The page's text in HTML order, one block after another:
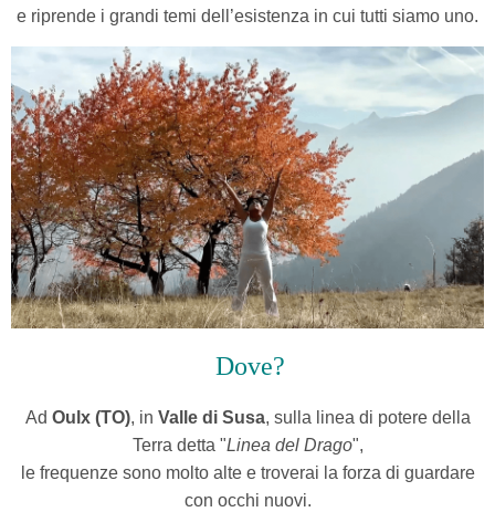
e riprende i grandi temi dell’esistenza in cui tutti siamo uno.
Dove?
Ad Oulx (TO), in Valle di Susa, sulla linea di potere della
Terra detta "Linea del Drago",
le frequenze sono molto alte e troverai la forza di guardare
con occhi nuovi.